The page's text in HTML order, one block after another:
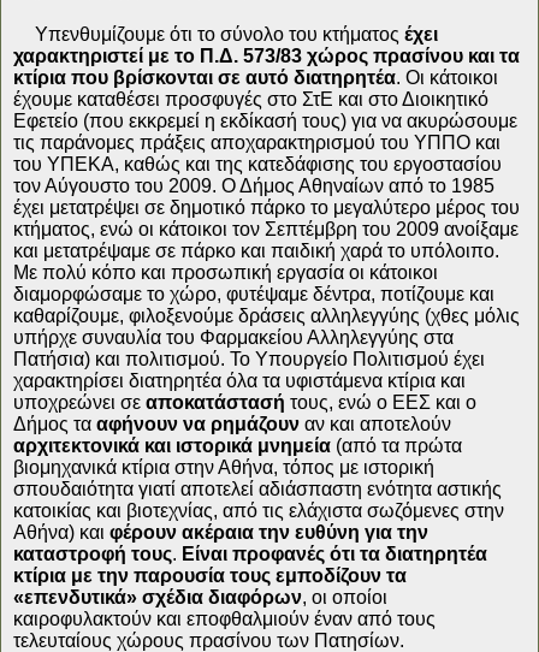
Υπενθυμίζουμε ότι το σύνολο του κτήματοςέχει
χαρακτηριστεί με το Π.Δ. 573/83 χώρος πρασίνου και τα
κτίρια που βρίσκονται σε αυτό διατηρητέα. Οι κάτοικοι
έχουμε καταθέσει προσφυγές στο ΣτΕ και στο Διοικητικό
Εφετείο (που εκκρεμεί η εκδίκασή τους) για να ακυρώσουμε
τις παράνομες πράξεις αποχαρακτηρισμού του ΥΠΠΟ και
του ΥΠΕΚΑ, καθώς και της κατεδάφισης του εργοστασίου
τον Αύγουστο του 2009. Ο Δήμος Αθηναίων από το 1985
έχει μετατρέψει σε δημοτικό πάρκο το μεγαλύτερο μέρος του
κτήματος, ενώ οι κάτοικοι τον Σεπτέμβρη του 2009 ανοίξαμε
και μετατρέψαμε σε πάρκο και παιδική χαρά το υπόλοιπο.
Με πολύ κόπο και προσωπική εργασία οι κάτοικοι
διαμορφώσαμε το χώρο, φυτέψαμε δέντρα, ποτίζουμε και
καθαρίζουμε, φιλοξενούμε δράσεις αλληλεγγύης (χθες μόλις
υπήρχε συναυλία του Φαρμακείου Αλληλεγγύης στα
Πατήσια) και πολιτισμού. Το Υπουργείο Πολιτισμού έχει
χαρακτηρίσει διατηρητέα όλα τα υφιστάμενα κτίρια και
υποχρεώνει σε αποκατάστασή τους, ενώ ο ΕΕΣ και ο
Δήμος τα αφήνουν να ρημάζουν αν και αποτελούν
αρχιτεκτονικά και ιστορικά μνημεία (από τα πρώτα
βιομηχανικά κτίρια στην Αθήνα, τόπος με ιστορική
σπουδαιότητα γιατί αποτελεί αδιάσπαστη ενότητα αστικής
κατοικίας και βιοτεχνίας, από τις ελάχιστα σωζόμενες στην
Αθήνα) και φέρουν ακέραια την ευθύνη για την
καταστροφή τους. Είναι προφανές ότι τα διατηρητέα
κτίρια με την παρουσία τους εμποδίζουν τα
«επενδυτικά» σχέδια διαφόρων, οι οποίοι
καιροφυλακτούν και εποφθαλμιούν έναν από τους
τελευταίους χώρους πρασίνου των Πατησίων.